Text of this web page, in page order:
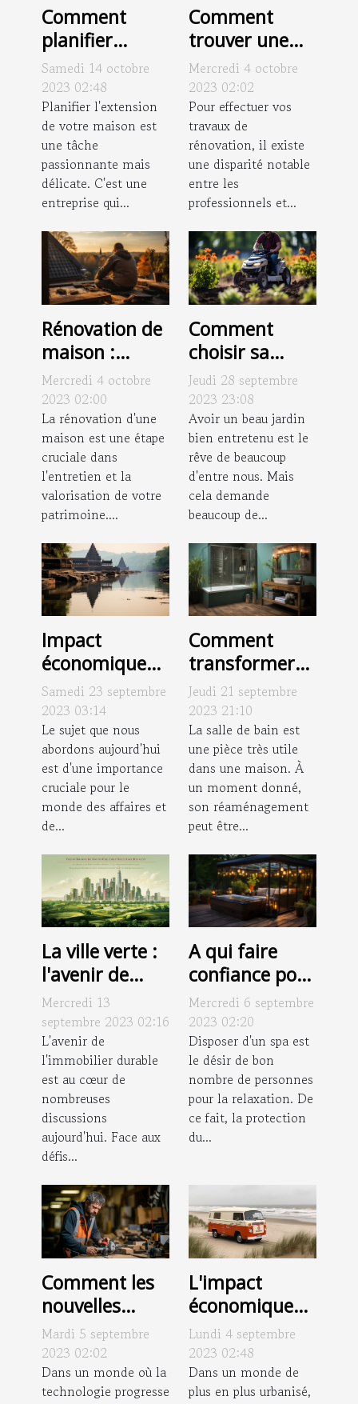
Comment
planifier
efficacement
l'extension de
votre maison
Samedi 14 octobre
2023 02:48
Planifier l'extension
de votre maison est
une tâche
passionnante mais
délicate. C'est une
entreprise qui...
Comment
trouver une
bonne
entreprise de
rénovation
pour s'occuper
de votre
appartement ?
Mercredi 4 octobre
2023 02:02
Pour effectuer vos
travaux de
rénovation, il existe
une disparité notable
entre les
professionnels et...
Rénovation de
maison :
quelles sont
les potentielles
raisons de
contacter un
couvreur
professionnel
pour effectuer
vos projets ?
Mercredi 4 octobre
2023 02:00
La rénovation d'une
maison est une étape
cruciale dans
l'entretien et la
valorisation de votre
patrimoine....
Comment
choisir sa
motobineuse :
critères et
conseils
Jeudi 28 septembre
2023 23:08
Avoir un beau jardin
bien entretenu est le
rêve de beaucoup
d'entre nous. Mais
cela demande
beaucoup de...
Impact
économique
du blocage des
canalisations
sur les
entreprises
Samedi 23 septembre
2023 03:14
Le sujet que nous
abordons aujourd'hui
est d'une importance
cruciale pour le
monde des affaires et
de...
Comment
transformer
sa baignoire
en une douche
?
Jeudi 21 septembre
2023 21:10
La salle de bain est
une pièce très utile
dans une maison. À
un moment donné,
son réaménagement
peut être...
La ville verte :
l'avenir de
l'immobilier
durable
Mercredi 13
septembre 2023 02:16
L'avenir de
l'immobilier durable
est au cœur de
nombreuses
discussions
aujourd'hui. Face aux
défis...
A qui faire
confiance pour
un abri spa
extérieur ?
Mercredi 6 septembre
2023 02:20
Disposer d'un spa est
le désir de bon
nombre de personnes
pour la relaxation. De
ce fait, la protection
du...
Comment les
nouvelles
technologies
transforment-
elles l'industrie
des
Mardi 5 septembre
2023 02:02
Dans un monde où la
technologie progresse
L'impact
économique
des services
d'urgence de
débouchage à
Koksijde
Lundi 4 septembre
2023 02:48
Dans un monde de
plus en plus urbanisé,